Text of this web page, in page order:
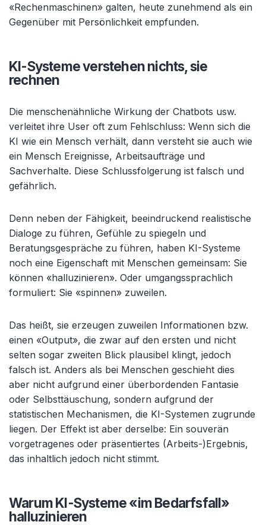
«Rechenmaschinen» galten, heute zunehmend als ein
Gegenüber mit Persönlichkeit empfunden.
KI-Systeme verstehen nichts, sie
rechnen
Die menschenähnliche Wirkung der Chatbots usw.
verleitet ihre User oft zum Fehlschluss: Wenn sich die
KI wie ein Mensch verhält, dann versteht sie auch wie
ein Mensch Ereignisse, Arbeitsaufträge und
Sachverhalte. Diese Schlussfolgerung ist falsch und
gefährlich.
Denn neben der Fähigkeit, beeindruckend realistische
Dialoge zu führen, Gefühle zu spiegeln und
Beratungsgespräche zu führen, haben KI-Systeme
noch eine Eigenschaft mit Menschen gemeinsam: Sie
können «halluzinieren». Oder umgangssprachlich
formuliert: Sie «spinnen» zuweilen.
Das heißt, sie erzeugen zuweilen Informationen bzw.
einen «Output», die zwar auf den ersten und nicht
selten sogar zweiten Blick plausibel klingt, jedoch
falsch ist. Anders als bei Menschen geschieht dies
aber nicht aufgrund einer überbordenden Fantasie
oder Selbsttäuschung, sondern aufgrund der
statistischen Mechanismen, die KI-Systemen zugrunde
liegen. Der Effekt ist aber derselbe: Ein souverän
vorgetragenes oder präsentiertes (Arbeits-)Ergebnis,
das inhaltlich jedoch nicht stimmt.
Warum KI-Systeme «im Bedarfsfall»
halluzinieren